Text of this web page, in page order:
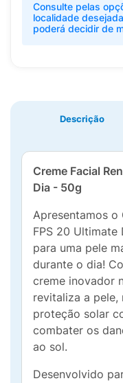
Consulte pelas
localidade
poderá decidir de
Descrição
Creme Facial
Dia - 50g
Apresentamos o
FPS 20 Ultimate
para uma pele
durante o dia!
creme inovador
revitaliza a pele,
proteção solar
combater os
ao sol.
Desenvolvido